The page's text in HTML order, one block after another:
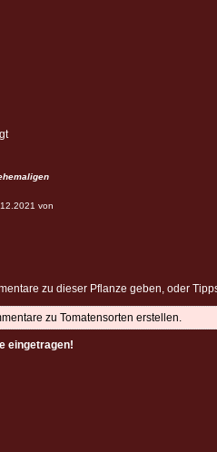
von
zu dieser Pflanze geben, oder
zu Tomatensorten erstellen.
eingetragen!